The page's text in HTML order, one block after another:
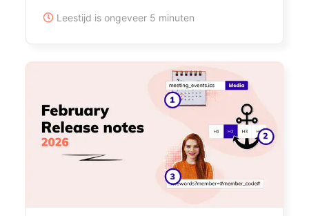
Leestijd is ongeveer 5 minuten